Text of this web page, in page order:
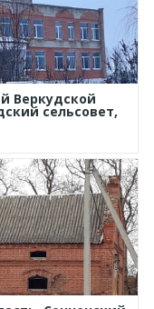
Веркудской
сельсовет,